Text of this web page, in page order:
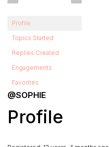
Profile
Topics Started
Replies Created
Engagements
Favorites
@SOPHIE
Profile